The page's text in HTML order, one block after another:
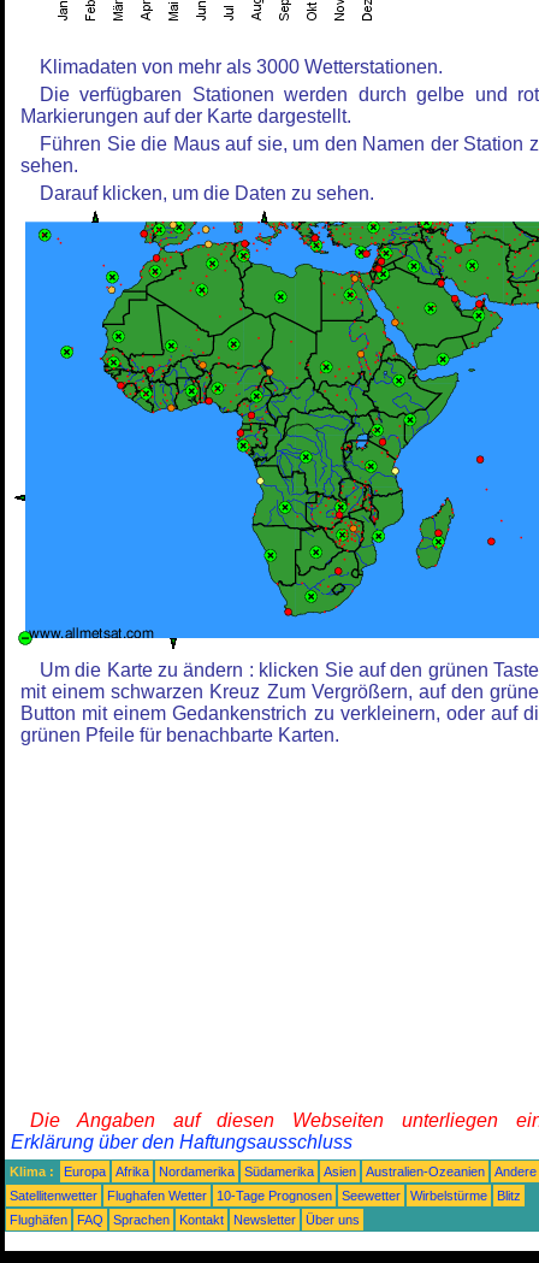
Klimadaten von mehr als 3000 Wetterstationen.
Die verfügbaren Stationen werden durch gelbe und
Markierungen auf der Karte dargestellt.
Führen Sie die Maus auf sie, um den Namen der Station
sehen.
Darauf klicken, um die Daten zu sehen.
Um die Karte zu ändern : klicken Sie auf den grünen
mit einem schwarzen Kreuz Zum Vergrößern, auf den
Button mit einem Gedankenstrich zu verkleinern, oder auf
grünen Pfeile für benachbarte Karten.
Die Angaben auf diesen Webseiten unterliegen
Erklärung über den Haftungsausschluss
Klima : Europa Afrika Nordamerika Südamerika Asien Australien-Ozeanien
Andere
Satellitenwetter
Flughafen Wetter 10-Tage Prognosen Seewetter Wirbelstürme
Blitz
Flughäfen
FAQ Sprachen Kontakt Newsletter Über uns